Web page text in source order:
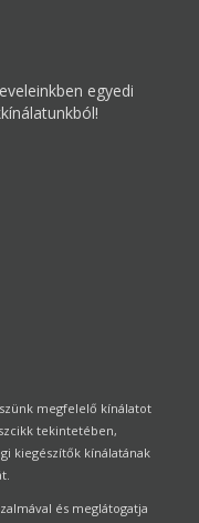
egyedi
megfelelő kínálatot
tekintetében,
kiegészítők kínálatának
és meglátogatja